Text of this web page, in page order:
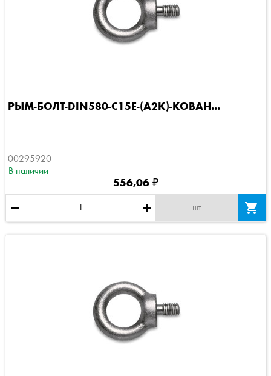
РЫМ-БОЛТ-DIN580-C15E-(A2K)-КОВАН...
00295920
В наличии
556,06 ₽
remove add шт 